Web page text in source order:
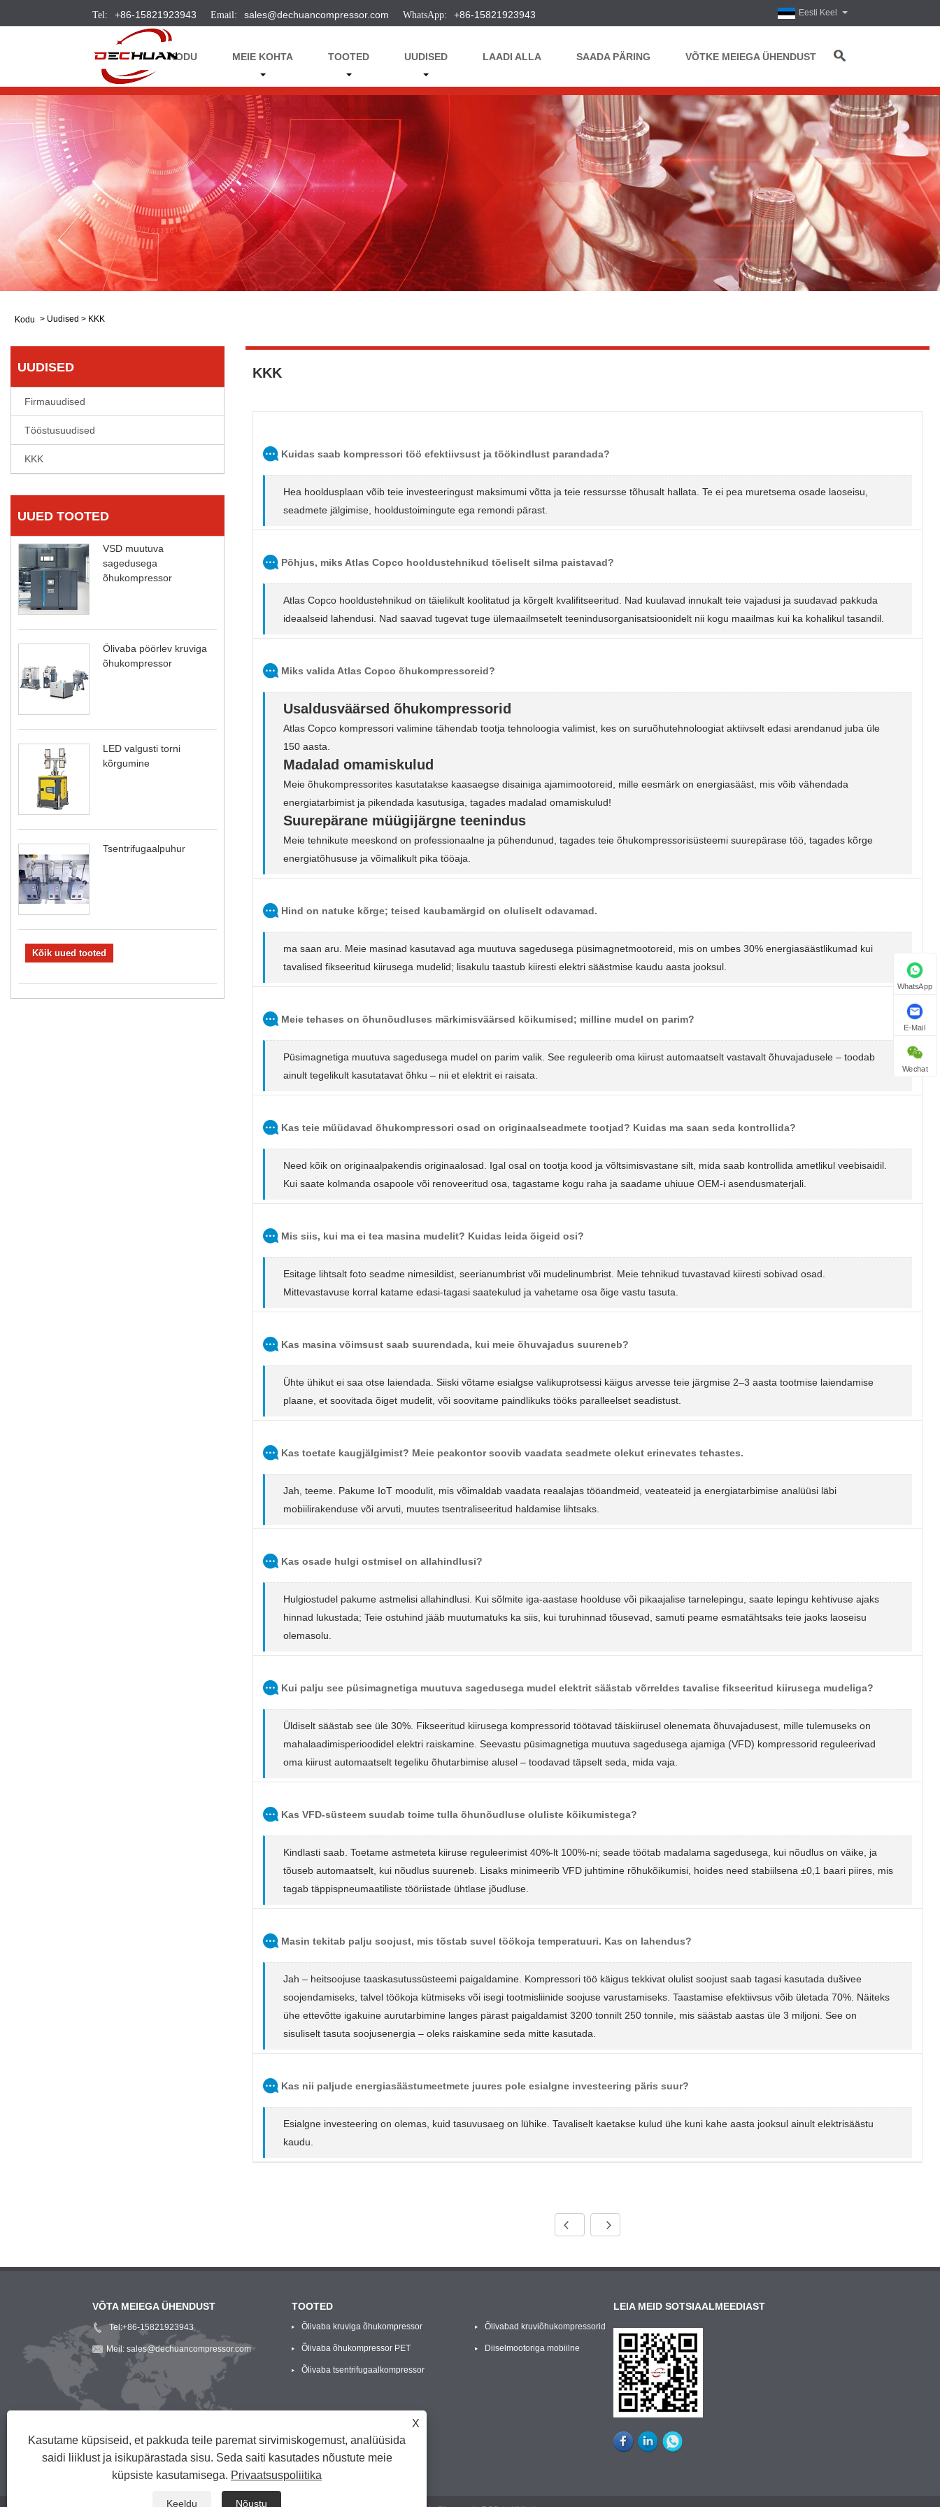
+86-15821923943 sales@dechuancompressor.com +86-15821923943 Eesti Keel
KODU MEIE KOHTA TOOTED UUDISED LAADI ALLA SAADA PÄRING VÕTKE MEIEGA ÜHENDUST
Kodu > Uudised > KKK
UUDISED
Firmauudised
Tööstusuudised
KKK
UUED TOOTED
VSD muutuva
sagedusega
õhukompressor
Õlivaba pöörlev kruviga
õhukompressor
LED valgusti torni
kõrgumine
Tsentrifugaalpuhur
Kõik uued tooted
KKK
Kuidas saab kompressori töö efektiivsust ja töökindlust parandada?
Hea hooldusplaan võib teie investeeringust maksimumi võtta ja teie ressursse tõhusalt hallata. Te ei pea muretsema osade laoseisu,
seadmete jälgimise, hooldustoimingute ega remondi pärast.
Põhjus, miks Atlas Copco hooldustehnikud tõeliselt silma paistavad?
Atlas Copco hooldustehnikud on täielikult koolitatud ja kõrgelt kvalifitseeritud. Nad kuulavad innukalt teie vajadusi ja suudavad pakkuda
ideaalseid lahendusi. Nad saavad tugevat tuge ülemaailmsetelt teenindusorganisatsioonidelt nii kogu maailmas kui ka kohalikul tasandil.
Miks valida Atlas Copco õhukompressoreid?
Usaldusväärsed õhukompressorid
Atlas Copco kompressori valimine tähendab tootja tehnoloogia valimist, kes on suruõhutehnoloogiat aktiivselt edasi arendanud juba üle
150 aasta.
Madalad omamiskulud
Meie õhukompressorites kasutatakse kaasaegse disainiga ajamimootoreid, mille eesmärk on energiasääst, mis võib vähendada
energiatarbimist ja pikendada kasutusiga, tagades madalad omamiskulud!
Suurepärane müügijärgne teenindus
Meie tehnikute meeskond on professionaalne ja pühendunud, tagades teie õhukompressorisüsteemi suurepärase töö, tagades kõrge
energiatõhususe ja võimalikult pika tööaja.
Hind on natuke kõrge; teised kaubamärgid on oluliselt odavamad.
ma saan aru. Meie masinad kasutavad aga muutuva sagedusega püsimagnetmootoreid, mis on umbes 30% energiasäästlikumad kui
tavalised fikseeritud kiirusega mudelid; lisakulu taastub kiiresti elektri säästmise kaudu aasta jooksul.
Meie tehases on õhunõudluses märkimisväärsed kõikumised; milline mudel on parim?
Püsimagnetiga muutuva sagedusega mudel on parim valik. See reguleerib oma kiirust automaatselt vastavalt õhuvajadusele – toodab
ainult tegelikult kasutatavat õhku – nii et elektrit ei raisata.
Kas teie müüdavad õhukompressori osad on originaalseadmete tootjad? Kuidas ma saan seda kontrollida?
Need kõik on originaalpakendis originaalosad. Igal osal on tootja kood ja võltsimisvastane silt, mida saab kontrollida ametlikul veebisaidil.
Kui saate kolmanda osapoole või renoveeritud osa, tagastame kogu raha ja saadame uhiuue OEM-i asendusmaterjali.
Mis siis, kui ma ei tea masina mudelit? Kuidas leida õigeid osi?
Esitage lihtsalt foto seadme nimesildist, seerianumbrist või mudelinumbrist. Meie tehnikud tuvastavad kiiresti sobivad osad.
Mittevastavuse korral katame edasi-tagasi saatekulud ja vahetame osa õige vastu tasuta.
Kas masina võimsust saab suurendada, kui meie õhuvajadus suureneb?
Ühte ühikut ei saa otse laiendada. Siiski võtame esialgse valikuprotsessi käigus arvesse teie järgmise 2–3 aasta tootmise laiendamise
plaane, et soovitada õiget mudelit, või soovitame paindlikuks tööks paralleelset seadistust.
Kas toetate kaugjälgimist? Meie peakontor soovib vaadata seadmete olekut erinevates tehastes.
Jah, teeme. Pakume IoT moodulit, mis võimaldab vaadata reaalajas tööandmeid, veateateid ja energiatarbimise analüüsi läbi
mobiilirakenduse või arvuti, muutes tsentraliseeritud haldamise lihtsaks.
Kas osade hulgi ostmisel on allahindlusi?
Hulgiostudel pakume astmelisi allahindlusi. Kui sõlmite iga-aastase hoolduse või pikaajalise tarnelepingu, saate lepingu kehtivuse ajaks
hinnad lukustada; Teie ostuhind jääb muutumatuks ka siis, kui turuhinnad tõusevad, samuti peame esmatähtsaks teie jaoks laoseisu
olemasolu.
Kui palju see püsimagnetiga muutuva sagedusega mudel elektrit säästab võrreldes tavalise fikseeritud kiirusega mudeliga?
Üldiselt säästab see üle 30%. Fikseeritud kiirusega kompressorid töötavad täiskiirusel olenemata õhuvajadusest, mille tulemuseks on
mahalaadimisperioodidel elektri raiskamine. Seevastu püsimagnetiga muutuva sagedusega ajamiga (VFD) kompressorid reguleerivad
oma kiirust automaatselt tegeliku õhutarbimise alusel – toodavad täpselt seda, mida vaja.
Kas VFD-süsteem suudab toime tulla õhunõudluse oluliste kõikumistega?
Kindlasti saab. Toetame astmeteta kiiruse reguleerimist 40%-lt 100%-ni; seade töötab madalama sagedusega, kui nõudlus on väike, ja
tõuseb automaatselt, kui nõudlus suureneb. Lisaks minimeerib VFD juhtimine rõhukõikumisi, hoides need stabiilsena ±0,1 baari piires, mis
tagab täppispneumaatiliste tööriistade ühtlase jõudluse.
Masin tekitab palju soojust, mis tõstab suvel töökoja temperatuuri. Kas on lahendus?
Jah – heitsoojuse taaskasutussüsteemi paigaldamine. Kompressori töö käigus tekkivat olulist soojust saab tagasi kasutada dušivee
soojendamiseks, talvel töökoja kütmiseks või isegi tootmisliinide soojuse varustamiseks. Taastamise efektiivsus võib ületada 70%. Näiteks
ühe ettevõtte igakuine aurutarbimine langes pärast paigaldamist 3200 tonnilt 250 tonnile, mis säästab aastas üle 3 miljoni. See on
sisuliselt tasuta soojusenergia – oleks raiskamine seda mitte kasutada.
Kas nii paljude energiasäästumeetmete juures pole esialgne investeering päris suur?
Esialgne investeering on olemas, kuid tasuvusaeg on lühike. Tavaliselt kaetakse kulud ühe kuni kahe aasta jooksul ainult elektrisäästu
kaudu.
VÕTA MEIEGA ÜHENDUST
Tel:+86-15821923943
Meil: sales@dechuancompressor.com
TOOTED
Õlivaba kruviga õhukompressor Õlivabad kruviõhukompressorid
Õlivaba õhukompressor PET
puhumisvormimiseks
Diiselmootoriga mobiilne
Õlivaba tsentrifugaalkompressor
LEIA MEID SOTSIAALMEEDIAST
WhatsApp
E-Mail
Wechat
X
Kasutame küpsiseid, et pakkuda teile paremat sirvimiskogemust, analüüsida
saidi liiklust ja isikupärastada sisu. Seda saiti kasutades nõustute meie
küpsiste kasutamisega. Privaatsuspoliitika
Keeldu Nõustu